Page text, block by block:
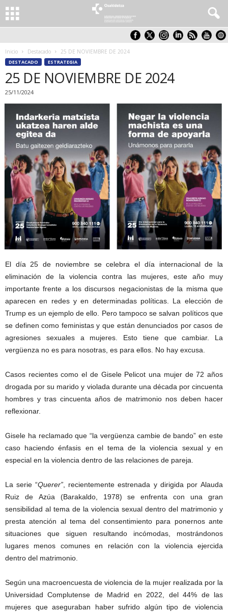
Inicio Destacado 25 DE NOVIEMBRE DE 2024
DESTACADO ESTRATEGIA
25 DE NOVIEMBRE DE 2024
25/11/2024
El día 25 de noviembre se celebra el día internacional de la
eliminación de la violencia contra las mujeres, este año muy
importante frente a los discursos negacionistas de la misma que
aparecen en redes y en determinadas políticas. La elección de
Trump es un ejemplo de ello. Pero tampoco se salvan políticos que
se definen como feministas y que están denunciados por casos de
agresiones sexuales a mujeres. Esto tiene que cambiar. La
vergüenza no es para nosotras, es para ellos. No hay excusa.
Casos recientes como el de Gisele Pelicot una mujer de 72 años
drogada por su marido y violada durante una década por cincuenta
hombres y tras cincuenta años de matrimonio nos deben hacer
reflexionar.
Gisele ha reclamado que “la vergüenza cambie de bando” en este
caso haciendo énfasis en el tema de la violencia sexual y en
especial en la violencia dentro de las relaciones de pareja.
La serie “Querer”, recientemente estrenada y dirigida por Alauda
Ruiz de Azúa (Barakaldo, 1978) se enfrenta con una gran
sensibilidad al tema de la violencia sexual dentro del matrimonio y
presta atención al tema del consentimiento para ponernos ante
situaciones que siguen resultando incómodas, mostrándonos
lugares menos comunes en relación con la violencia ejercida
dentro del matrimonio.
Según una macroencuesta de violencia de la mujer realizada por la
Universidad Complutense de Madrid en 2022, del 44% de las
mujeres que aseguraban haber sufrido algún tipo de violencia